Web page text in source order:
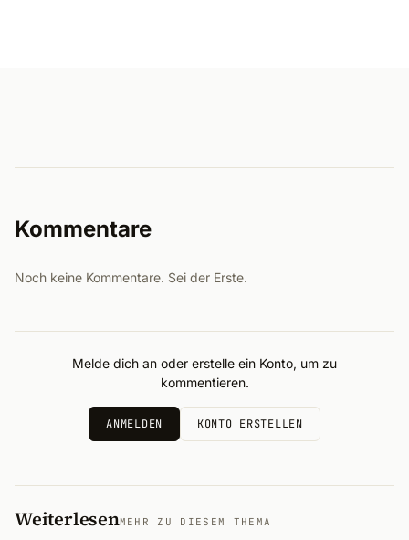
Kommentare
Noch keine Kommentare. Sei der Erste.
Melde dich an oder erstelle ein Konto, um zu
kommentieren.
ANMELDEN KONTO ERSTELLEN
WeiterlesenMEHR ZU DIESEM THEMA